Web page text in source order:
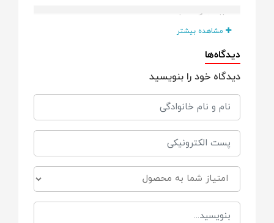
پلاستیک مرغوب
مشاهده بیشتر
دیدگاه‌ها
دیدگاه خود را بنویسید